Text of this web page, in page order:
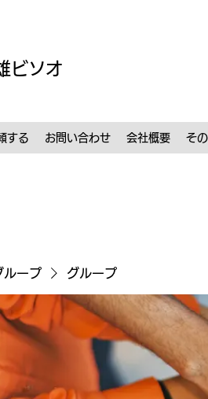
ビソオ
する お問い合わせ 会社概要 そ
ループ グループ